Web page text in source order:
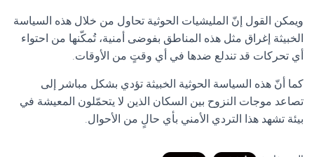
ويمكن القول إنّ المليشيات الحوثية تحاول من خلال هذه السياسة
الخبيثة إغراق مثل هذه المناطق بفوضى أمنية، تُمكّنها من احتواء
أي تحركات قد تندلع ضدها في أي وقتٍ من الأوقات.
كما أنّ هذه السياسة الحوثية الخبيثة تؤدي بشكل مباشر إلى
تصاعد موجات النزوح بين السكان الذين لا يتحمّلون المعيشة في
بيئة تشهد هذا التردي الأمني بأي حالٍ من الأحوال.